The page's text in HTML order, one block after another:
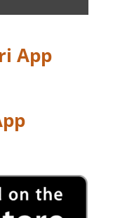
App